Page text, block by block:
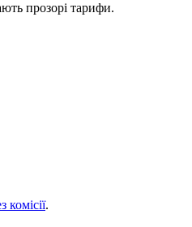
прозорі тарифи.
комісії.